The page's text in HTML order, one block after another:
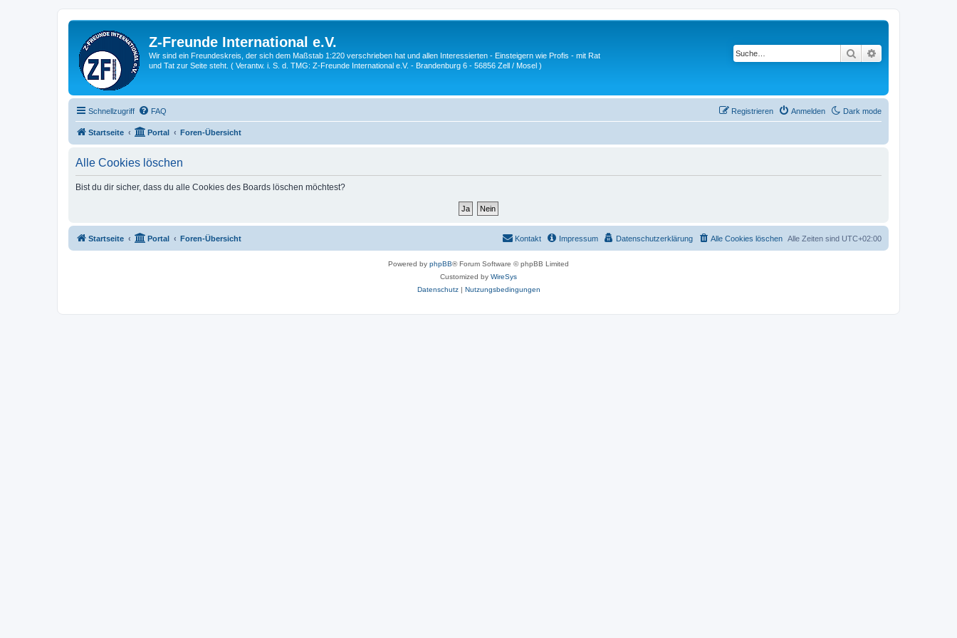
Z-Freunde International e.V.
Wir sind ein Freundeskreis, der sich dem Maßstab 1:220 verschrieben hat und allen Interessierten - Einsteigern wie Profis - mit Rat
und Tat zur Seite steht. ( Verantw. i. S. d. TMG: Z-Freunde International e.V. - Brandenburg 6 - 56856 Zell / Mosel )
Suche
Schnellzugriff Dark mode
FAQ Anmelden
Registrieren
Startseite Portal Foren-Übersicht
Alle Cookies löschen
Bist du dir sicher, dass du alle Cookies des Boards löschen möchtest?
Startseite Portal Foren-Übersicht Alle Zeiten sind UTC+02:00
Alle Cookies löschen
Datenschutzerklärung
Impressum
Kontakt
Powered by phpBB® Forum Software © phpBB Limited
Customized by WireSys
Datenschutz| Nutzungsbedingungen